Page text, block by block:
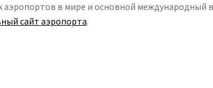
в мире и основной международный
сайт аэропорта.